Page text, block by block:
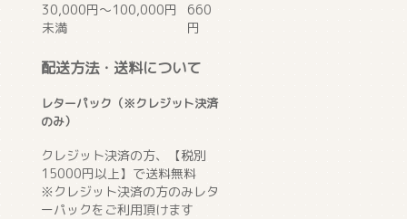
30,000円～100,000円
未満
660
円
配送方法・送料について
レターパック（※クレジット決済
のみ）
クレジット決済の方、【税別
15000円以上】で送料無料
※クレジット決済の方のみレタ
ーパックをご利用頂けます